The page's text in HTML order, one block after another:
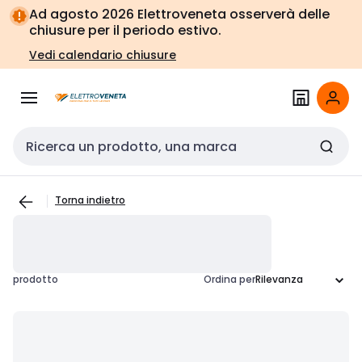
Vai alla
navigazione
Vai
alla
pagina
Ad agosto 2026 Elettroveneta osserverà delle
chiusure per il periodo estivo.
Vedi calendario chiusure
Cerca input
Torna indietro
prodotto Ordina per